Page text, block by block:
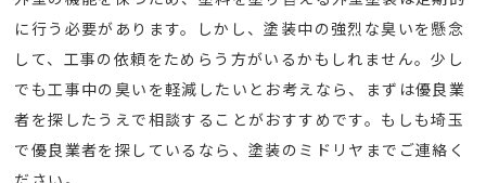
に行う必要があります。しかし、塗装中の強烈な臭いを懸念
して、工事の依頼をためらう方がいるかもしれません。少し
でも工事中の臭いを軽減したいとお考えなら、まずは優良業
者を探したうえで相談することがおすすめです。もしも埼玉
で優良業者を探しているなら、塗装のミドリヤまでご連絡く